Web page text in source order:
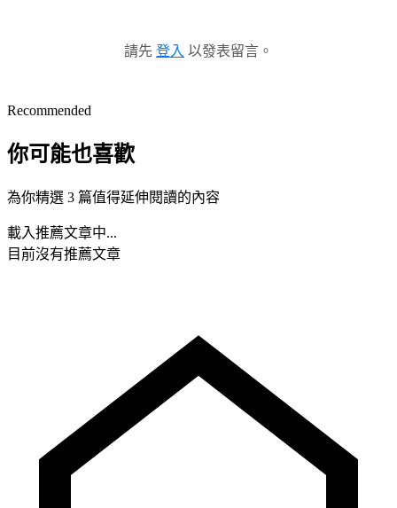
請先 登入 以發表留言。
Recommended
你可能也喜歡
為你精選 3 篇值得延伸閱讀的內容
載入推薦文章中...
目前沒有推薦文章